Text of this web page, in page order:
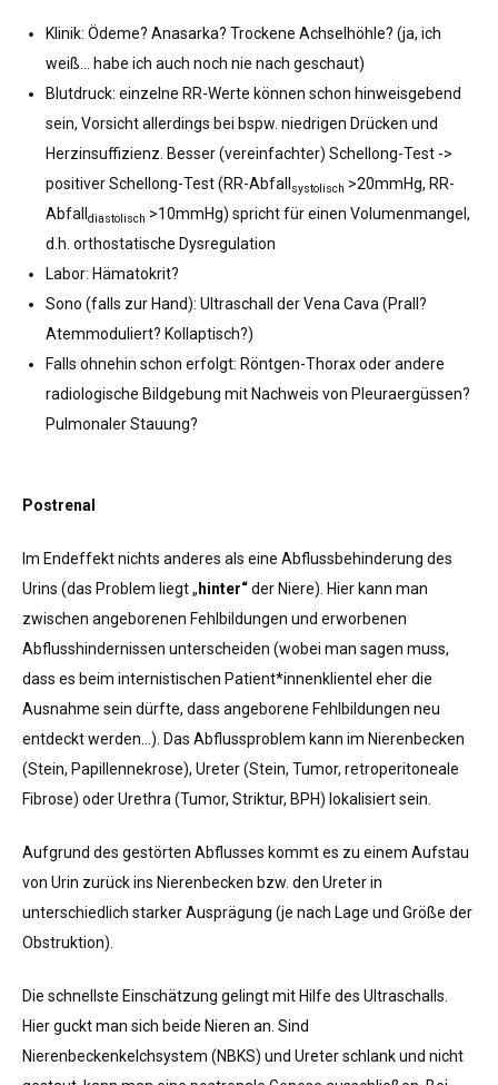
Klinik: Ödeme? Anasarka? Trockene Achselhöhle? (ja, ich
weiß… habe ich auch noch nie nach geschaut)
Blutdruck: einzelne RR-Werte können schon hinweisgebend
sein, Vorsicht allerdings bei bspw. niedrigen Drücken und
Herzinsuffizienz. Besser (vereinfachter) Schellong-Test ->
positiver Schellong-Test (RR-Abfall systolisch >20mmHg, RR-
Abfall diastolisch >10mmHg) spricht für einen Volumenmangel,
d.h. orthostatische Dysregulation
Labor: Hämatokrit?
Sono (falls zur Hand): Ultraschall der Vena Cava (Prall?
Atemmoduliert? Kollaptisch?)
Falls ohnehin schon erfolgt: Röntgen-Thorax oder andere
radiologische Bildgebung mit Nachweis von Pleuraergüssen?
Pulmonaler Stauung?
Postrenal
Im Endeffekt nichts anderes als eine Abflussbehinderung des
Urins (das Problem liegt „ hinter“der Niere). Hier kann man
zwischen angeborenen Fehlbildungen und erworbenen
Abflusshindernissen unterscheiden (wobei man sagen muss,
dass es beim internistischen Patient*innenklientel eher die
Ausnahme sein dürfte, dass angeborene Fehlbildungen neu
entdeckt werden…). Das Abflussproblem kann im Nierenbecken
(Stein, Papillennekrose), Ureter (Stein, Tumor, retroperitoneale
Fibrose) oder Urethra (Tumor, Striktur, BPH) lokalisiert sein.
Aufgrund des gestörten Abflusses kommt es zu einem Aufstau
von Urin zurück ins Nierenbecken bzw. den Ureter in
unterschiedlich starker Ausprägung (je nach Lage und Größe der
Obstruktion).
Die schnellste Einschätzung gelingt mit Hilfe des Ultraschalls.
Hier guckt man sich beide Nieren an. Sind
Nierenbeckenkelchsystem (NBKS) und Ureter schlank und nicht